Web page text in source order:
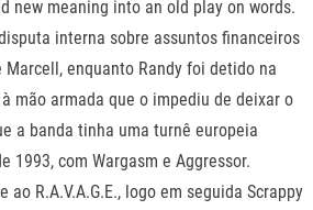
new meaning into an old play on words.
interna sobre assuntos financeiros
Marcell, enquanto Randy foi detido na
mão armada que o impediu de deixar o
a banda tinha uma turnê europeia
1993, com Wargasm e Aggressor.
ao R.A.V.A.G.E., logo em seguida Scrappy